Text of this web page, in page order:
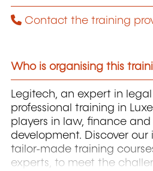
Contact the training
Who is organising this
Legitech, an expert in
professional training in
players in law, finance
development. Discover our
tailor-made training
experts, to meet the